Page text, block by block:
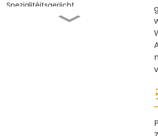
Traditionell chinesesch